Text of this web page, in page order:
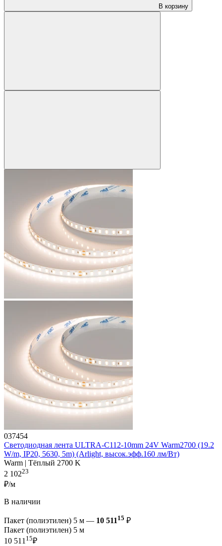
В корзину
037454
Светодиодная лента ULTRA-C112-10mm 24V Warm2700 (19.2
W/m, IP20, 5630, 5m) (Arlight, высок.эфф.160 лм/Вт)
Warm | Тёплый 2700 K
2 10223
₽/м
В наличии
Пакет (полиэтилен) 5 м — 10 51115 ₽
Пакет (полиэтилен) 5 м
10 51115₽